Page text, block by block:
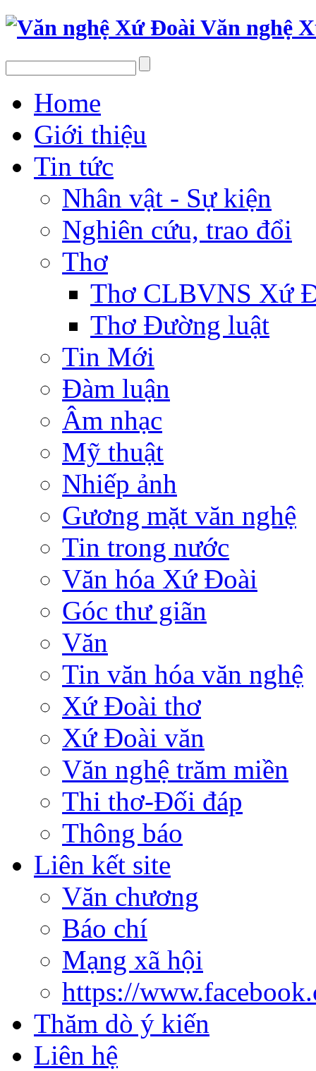
Văn nghệ
Home
Giới thiệu
Tin tức
Nhân vật - Sự kiện
Nghiên cứu, trao đổi
Thơ
Thơ CLBVNS Xứ
Thơ Đường luật
Tin Mới
Đàm luận
Âm nhạc
Mỹ thuật
Nhiếp ảnh
Gương mặt văn nghệ
Tin trong nước
Văn hóa Xứ Đoài
Góc thư giãn
Văn
Tin văn hóa văn nghệ
Xứ Đoài thơ
Xứ Đoài văn
Văn nghệ trăm miền
Thi thơ-Đối đáp
Thông báo
Liên kết site
Văn chương
Báo chí
Mạng xã hội
https://
Thăm dò ý kiến
Liên hệ